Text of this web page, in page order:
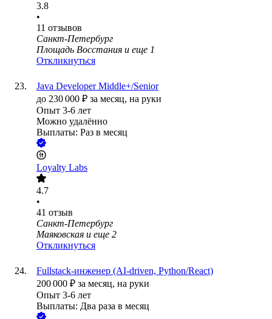
3.8
•
11 отзывов
Санкт-Петербург
Площадь Восстания и еще 1
Откликнуться
Java Developer Middle+/Senior
до 230 000 ₽ за месяц, на руки
Опыт 3-6 лет
Можно удалённо
Выплаты: Раз в месяц
Loyalty Labs
4.7
•
41 отзыв
Санкт-Петербург
Маяковская и еще 2
Откликнуться
Fullstack-инженер (AI-driven, Python/React)
200 000 ₽ за месяц, на руки
Опыт 3-6 лет
Выплаты: Два раза в месяц